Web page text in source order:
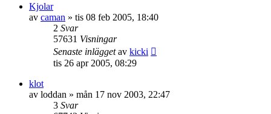
Kjolar
av caman » tis 08 feb 2005, 18:40
2 Svar
57631 Visningar
Senaste inläggetav kicki
tis 26 apr 2005, 08:29
klot
av loddan » mån 17 nov 2003, 22:47
3 Svar